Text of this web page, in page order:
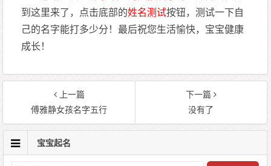
到这里来了，点击底部的姓名测试按钮，测试一下自
己的名字能打多少分！最后祝您生活愉快，宝宝健康
成长！
上一篇
傅雅静女孩名字五行
下一篇
没有了
宝宝起名